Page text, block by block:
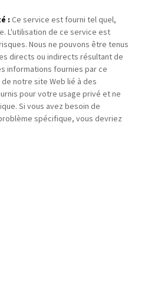
: Ce service est fourni tel quel,
L'utilisation de ce service est
Nous ne pouvons être tenus
directs ou indirects résultant de
informations fournies par ce
notre site Web lié à des
pour votre usage privé et ne
Si vous avez besoin de
spécifique, vous devriez